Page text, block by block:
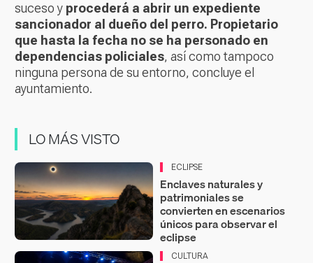
suceso y procederá a abrir un expediente
sancionador al dueño del perro. Propietario
que hasta la fecha no se ha personado en
dependencias policiales, así como tampoco
ninguna persona de su entorno, concluye el
ayuntamiento.
LO MÁS VISTO
ECLIPSE
Enclaves naturales y
patrimoniales se
convierten en escenarios
únicos para observar el
eclipse
CULTURA